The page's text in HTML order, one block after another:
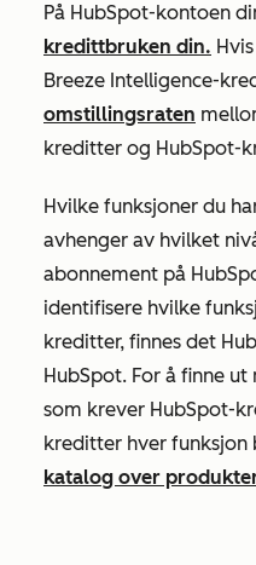
På HubSpot-kontoen
kredittbruken din.
Breeze Intelligence-
omstillingsraten
kreditter og HubSpot-
Hvilke funksjoner du
avhenger av hvilket
abonnement på
identifisere hvilke
kreditter, finnes det
HubSpot. For å finne
som krever HubSpot-
kreditter hver funksjon
katalog over